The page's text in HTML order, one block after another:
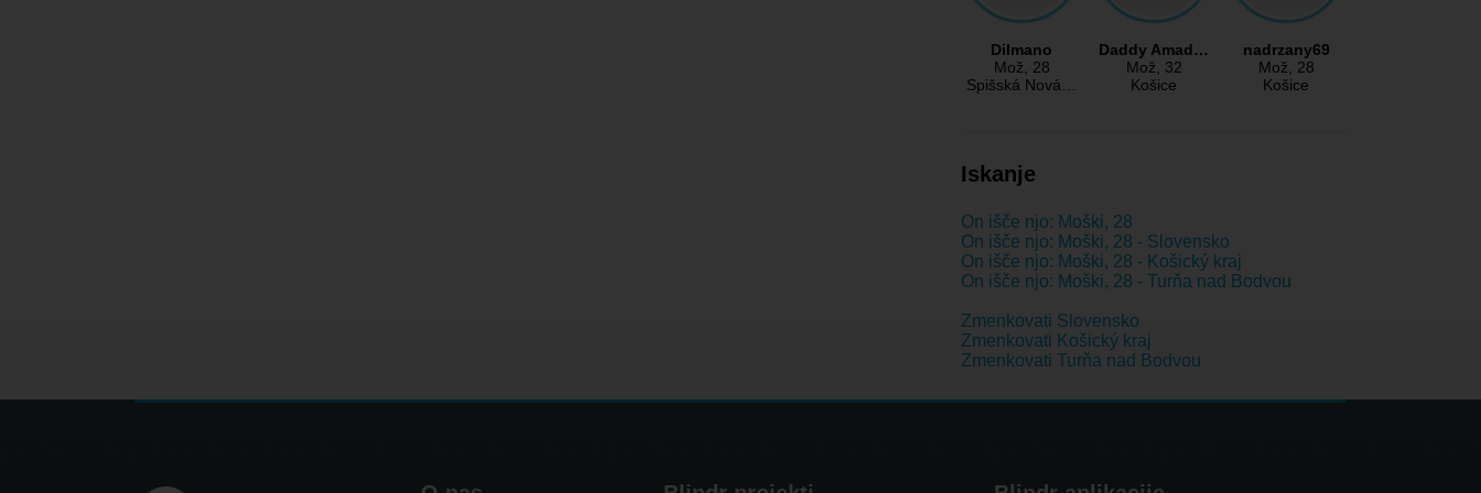
Dilmano
Mož, 28
Spišská Nová…
Daddy Amad…
Mož, 32
Košice
nadrzany69
Mož, 28
Košice
Iskanje
On išče njo: Moški, 28
On išče njo: Moški, 28 - Slovensko
On išče njo: Moški, 28 - Košický kraj
On išče njo: Moški, 28 - Turňa nad Bodvou
Zmenkovati Slovensko
Zmenkovati Košický kraj
Zmenkovati Turňa nad Bodvou